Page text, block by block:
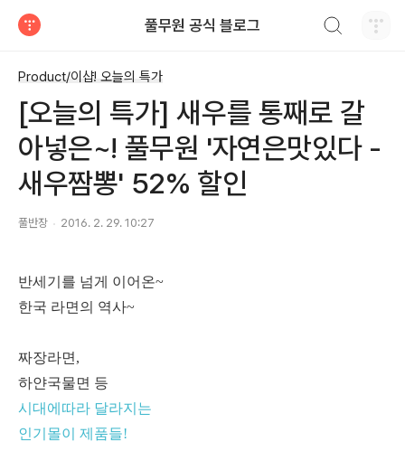
풀무원 공식 블로그
Product/이샵! 오늘의 특가
[오늘의 특가] 새우를 통째로 갈
아넣은~! 풀무원 '자연은맛있다 -
새우짬뽕' 52% 할인
풀반장 2016. 2. 29. 10:27
반세기를 넘게 이어온~
한국 라면의 역사~
짜장라면,
하얀국물면 등
시대에따라 달라지는
인기몰이 제품들!